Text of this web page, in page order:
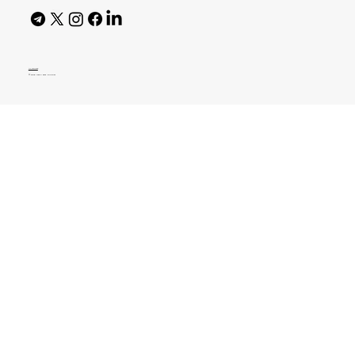
AI Policy
© 2026 High Bar Journal